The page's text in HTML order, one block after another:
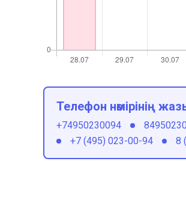
Телефон нөмірінің
+74950230094
+7 (495) 023-00-94
8